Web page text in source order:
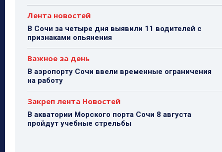
Лента новостей
В Сочи за четыре дня выявили 11 водителей с
признаками опьянения
Важное за день
В аэропорту Сочи ввели временные ограничения
на работу
Закреп лента Новостей
В акватории Морского порта Сочи 8 августа
пройдут учебные стрельбы